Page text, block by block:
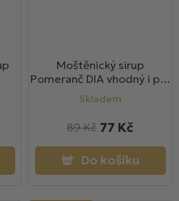
Moštěnický sirup
Pomeranč DIA vhodný i pro
diabetiky 700ml
Skladem
77 Kč
89 Kč
Do košíku